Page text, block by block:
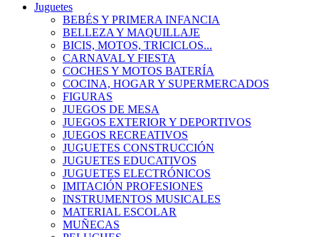
Juguetes
BEBÉS Y PRIMERA INFANCIA
BELLEZA Y MAQUILLAJE
BICIS, MOTOS, TRICICLOS...
CARNAVAL Y FIESTA
COCHES Y MOTOS BATERÍA
COCINA, HOGAR Y SUPERMERCADOS
FIGURAS
JUEGOS DE MESA
JUEGOS EXTERIOR Y DEPORTIVOS
JUEGOS RECREATIVOS
JUGUETES CONSTRUCCIÓN
JUGUETES EDUCATIVOS
JUGUETES ELECTRÓNICOS
IMITACIÓN PROFESIONES
INSTRUMENTOS MUSICALES
MATERIAL ESCOLAR
MUÑECAS